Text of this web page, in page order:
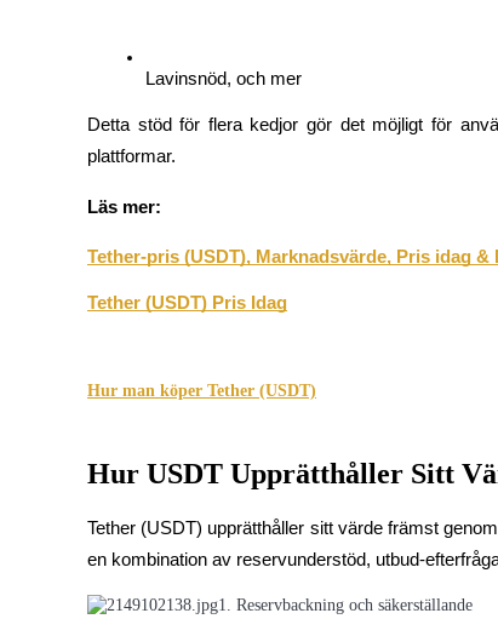
Bli en Copy Trader
Njut av vinstdelning och kopieringshandelsprovisioner
Detta stöd för flera kedjor gör det möjligt för
plattformar.
Läs mer:
Tether-pris (USDT), Marknadsvärde, Pris idag
Tether (USDT) Pris Idag
Hur man köper Tether (USDT)
Hur USDT Upprätthåller Sitt
Tether (USDT) upprätthåller sitt värde främst
en kombination av reservunderstöd, utbud-
1. Reservbackning och säkerställande